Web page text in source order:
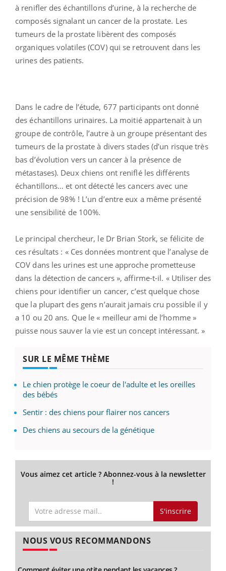
à renifler des échantillons d’urine, à la recherche de
composés signalant un cancer de la prostate. Les
tumeurs de la prostate libèrent des composés
organiques volatiles (COV) qui se retrouvent dans les
urines des patients.
Dans le cadre de l’étude, 677 participants ont donné
des échantillons urinaires. La moitié appartenait à un
groupe de contrôle, l’autre à un groupe présentant des
tumeurs de la prostate à divers stades (d’un risque très
bas d’évolution vers un cancer à la présence de
métastases). Deux chiens ont reniflé les différents
échantillons… et ont détecté les cancers avec une
précision de 98% ! L’un d’entre eux a même présenté
une sensibilité de 100%.
Le principal chercheur, le Dr Brian Stork, se félicite de
ces résultats : « Ces données montrent que l’analyse de
COV dans les urines est une approche prometteuse
dans la détection de cancers », affirme-t-il. « Utiliser des
chiens pour identifier un cancer, c’est quelque chose
que la plupart des gens n’aurait jamais cru possible il y
a 10 ou 20 ans. Que le « meilleur ami de l’homme »
puisse nous sauver la vie est un concept intéressant. »
SUR LE MÊME THÈME
Le chien protège le coeur de l'adulte et les oreilles
des bébés
Sentir : des chiens pour flairer nos cancers
Des chiens au secours de la génétique
Vous aimez cet article ? Abonnez-vous à la newsletter
!
S'inscrire
NOUS VOUS RECOMMANDONS